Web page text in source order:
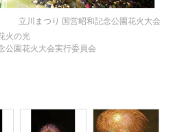
立川まつり 国営昭和記念公園花火大会
火の光
公園花火大会実行委員会